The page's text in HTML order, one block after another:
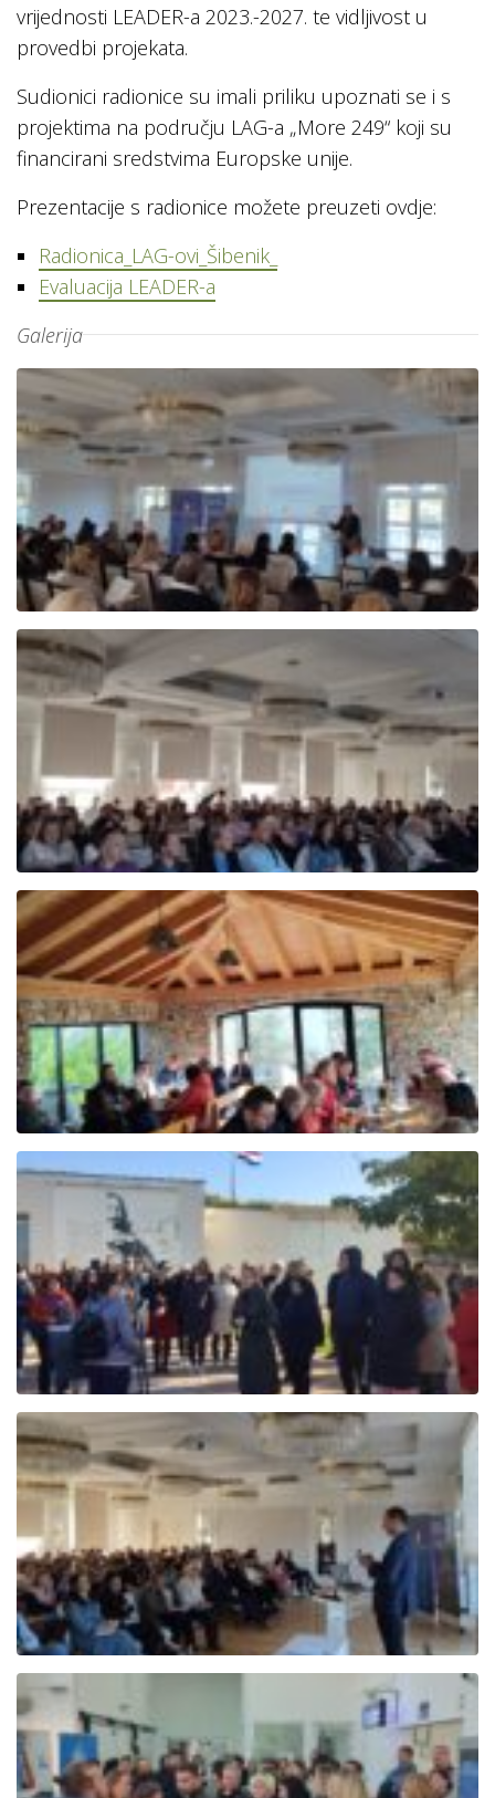
vrijednosti LEADER-a 2023.-2027. te vidljivost u
provedbi projekata.
Sudionici radionice su imali priliku upoznati se i s
projektima na području LAG-a „More 249“ koji su
financirani sredstvima Europske unije.
Prezentacije s radionice možete preuzeti ovdje:
Radionica_LAG-ovi_Šibenik_
Evaluacija LEADER-a
Galerija